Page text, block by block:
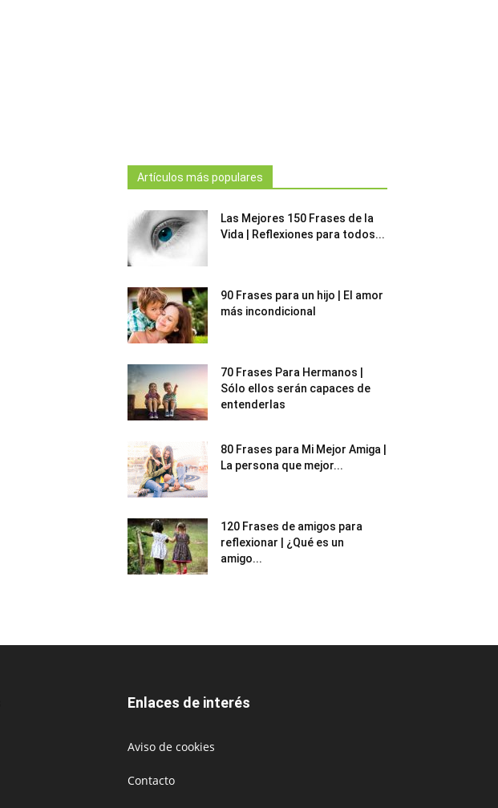
Artículos más populares
Las Mejores 150 Frases de la
Vida | Reflexiones para todos...
90 Frases para un hijo | El amor
más incondicional
70 Frases Para Hermanos |
Sólo ellos serán capaces de
entenderlas
80 Frases para Mi Mejor Amiga |
La persona que mejor...
120 Frases de amigos para
reflexionar | ¿Qué es un
amigo...
Enlaces de interés
Aviso de cookies
Contacto